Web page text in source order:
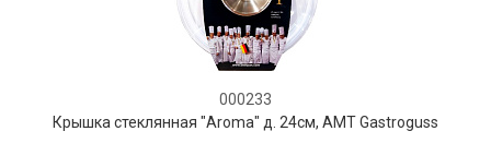
000233
Крышка стеклянная "Aroma" д. 24см, AMT Gastroguss